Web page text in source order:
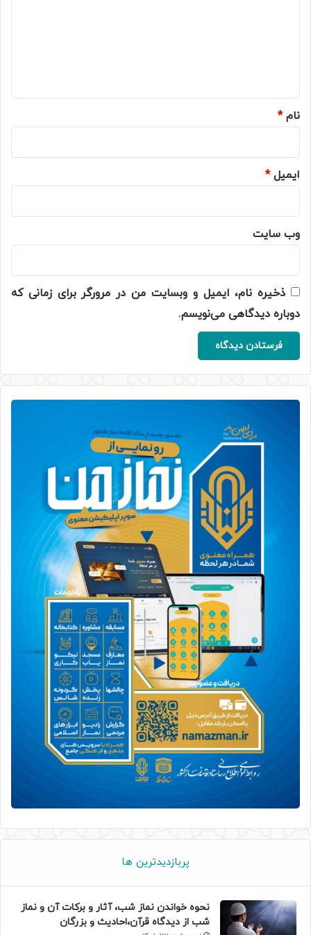
نام*
ایمیل*
وب‌ سایت
ذخیره نام، ایمیل و وبسایت من در مرورگر برای زمانی که
دوباره دیدگاهی می‌نویسم.
پربازدیدترین ها
نحوه خواندن نماز شب، آثار و برکات آن و نماز
شب از دیدگاه قرآن،احادیث و بزرگان